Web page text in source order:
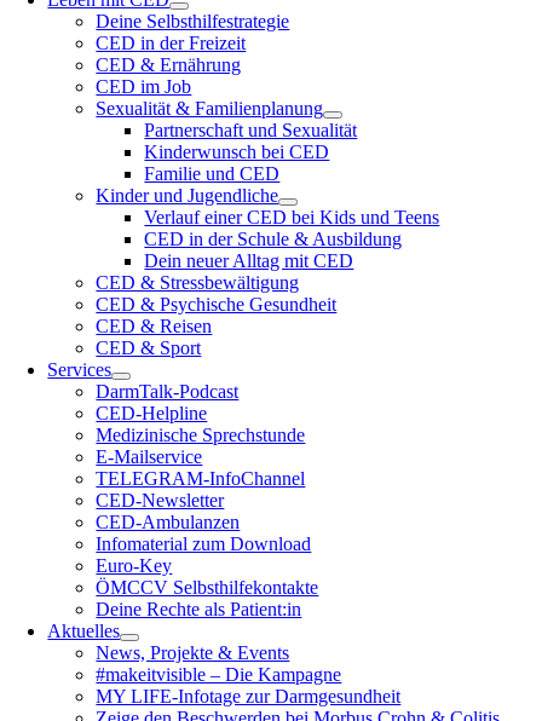
Deine Selbsthilfestrategie
CED in der Freizeit
CED & Ernährung
CED im Job
Sexualität & Familienplanung
Partnerschaft und Sexualität
Kinderwunsch bei CED
Familie und CED
Kinder und Jugendliche
Verlauf einer CED bei Kids und Teens
CED in der Schule & Ausbildung
Dein neuer Alltag mit CED
CED & Stressbewältigung
CED & Psychische Gesundheit
CED & Reisen
CED & Sport
Services
DarmTalk-Podcast
CED-Helpline
Medizinische Sprechstunde
E-Mailservice
TELEGRAM-InfoChannel
CED-Newsletter
CED-Ambulanzen
Infomaterial zum Download
Euro-Key
ÖMCCV Selbsthilfekontakte
Deine Rechte als Patient:in
Aktuelles
News, Projekte & Events
#makeitvisible – Die Kampagne
MY LIFE-Infotage zur Darmgesundheit